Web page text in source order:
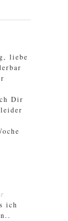
liebe
Dir
ich